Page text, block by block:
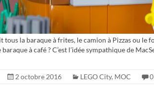
tous la baraque à frites, le camion à Pizzas ou le
à café ? C’est l’idée sympathique de
2 octobre 2016 LEGO City, MOC